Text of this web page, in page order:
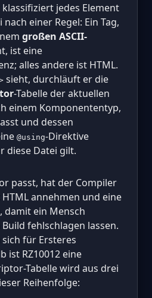
jedes Element
nach einer Regel: Ein Tag,
großen ASCII-
ist eine
alles andere ist HTML.
sieht, durchläuft er die
-Tabelle der aktuellen
einem Komponententyp,
und dessen
@using-Direktive
diese Datei gilt.
passt, hat der Compiler
annehmen und eine
damit ein Mensch
fehlschlagen lassen.
für Ersteres
ist RZ10012 eine
Tabelle wird aus drei
Reihenfolge: